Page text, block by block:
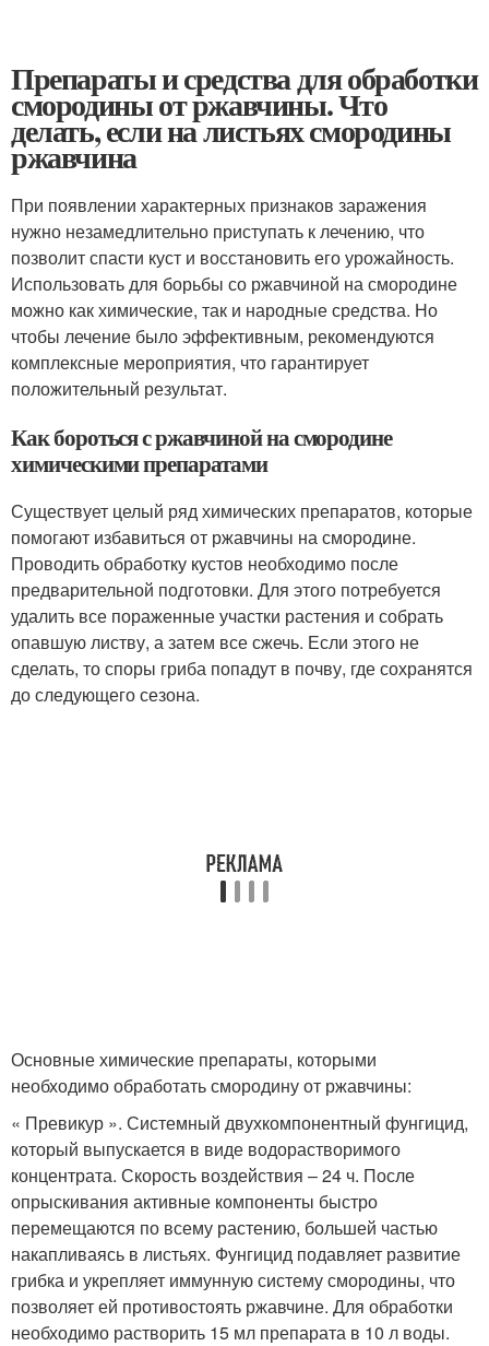
Препараты и средства для обработки
смородины от ржавчины. Что
делать, если на листьях смородины
ржавчина
При появлении характерных признаков заражения
нужно незамедлительно приступать к лечению, что
позволит спасти куст и восстановить его урожайность.
Использовать для борьбы со ржавчиной на смородине
можно как химические, так и народные средства. Но
чтобы лечение было эффективным, рекомендуются
комплексные мероприятия, что гарантирует
положительный результат.
Как бороться с ржавчиной на смородине
химическими препаратами
Существует целый ряд химических препаратов, которые
помогают избавиться от ржавчины на смородине.
Проводить обработку кустов необходимо после
предварительной подготовки. Для этого потребуется
удалить все пораженные участки растения и собрать
опавшую листву, а затем все сжечь. Если этого не
сделать, то споры гриба попадут в почву, где сохранятся
до следующего сезона.
Основные химические препараты, которыми
необходимо обработать смородину от ржавчины:
« Превикур ». Системный двухкомпонентный фунгицид,
который выпускается в виде водорастворимого
концентрата. Скорость воздействия – 24 ч. После
опрыскивания активные компоненты быстро
перемещаются по всему растению, большей частью
накапливаясь в листьях. Фунгицид подавляет развитие
грибка и укрепляет иммунную систему смородины, что
позволяет ей противостоять ржавчине. Для обработки
необходимо растворить 15 мл препарата в 10 л воды.